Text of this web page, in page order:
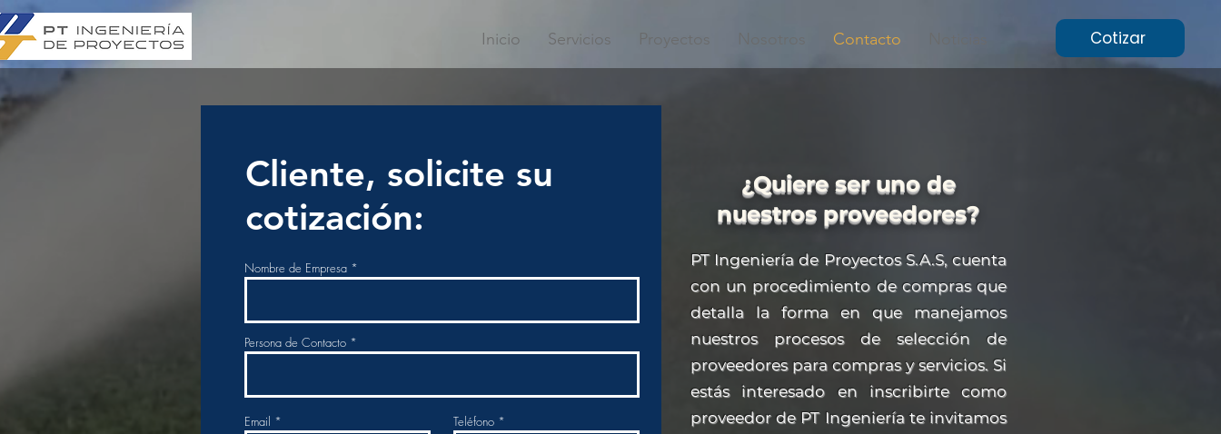
Inicio Servicios Proyectos Nosotros Contacto Cotizar
Cliente, solicite su
cotización:
Nombre de Empresa
Persona de Contacto
Email Teléfono
¿Quiere ser uno de
nuestros proveedores?
PT Ingeniería de Proyectos S.A.S, cuenta
con un procedimiento de compras que
detalla la forma en que manejamos
nuestros procesos de selección de
proveedores para compras y servicios. Si
estás interesado en inscribirte como
proveedor de PT Ingeniería te invitamos